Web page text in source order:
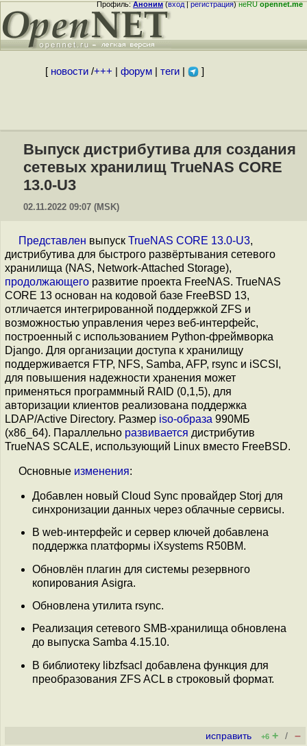
Профиль:Аноним(вход|регистрация)неRUopennet.me
[ новости/+++ форум| теги| ]
Выпуск дистрибутива для создания
сетевых хранилищ TrueNAS CORE
13.0-U3
02.11.2022 09:07 (MSK)
Представлен выпуск TrueNAS CORE 13.0-U3,
дистрибутива для быстрого развёртывания сетевого
хранилища (NAS, Network-Attached Storage),
продолжающего развитие проекта FreeNAS. TrueNAS
CORE 13 основан на кодовой базе FreeBSD 13,
отличается интегрированной поддержкой ZFS и
возможностью управления через веб-интерфейс,
построенный с использованием Python-фреймворка
Django. Для организации доступа к хранилищу
поддерживается FTP, NFS, Samba, AFP, rsync и iSCSI,
для повышения надежности хранения может
применяться программный RAID (0,1,5), для
авторизации клиентов реализована поддержка
LDAP/Active Directory. Размер iso-образа 990МБ
(x86_64). Параллельно развивается дистрибутив
TrueNAS SCALE, использующий Linux вместо FreeBSD.
Основные изменения:
Добавлен новый Cloud Sync провайдер Storj для
синхронизации данных через облачные сервисы.
В web-интерфейс и сервер ключей добавлена
поддержка платформы iXsystems R50BM.
Обновлён плагин для системы резервного
копирования Asigra.
Обновлена утилита rsync.
Реализация сетевого SMB-хранилища обновлена
до выпуска Samba 4.15.10.
В библиотеку libzfsacl добавлена функция для
преобразования ZFS ACL в строковый формат.
исправить +6 + / –